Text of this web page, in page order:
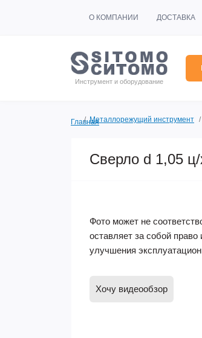
О КОМПАНИИ ДОСТАВКА
Инструмент и оборудование
ГлавнаяМеталлорежущий инструмент
Сверло d 1,05
Фото может не
оставляет за собой
улучшения
Хочу видеообзор